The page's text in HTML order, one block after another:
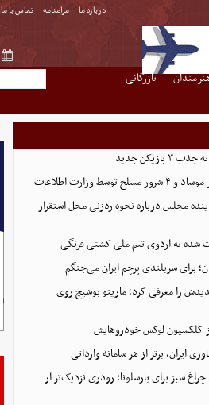
درباره ما مرامنامه تماس با ما
بازرگانی
جدید
مجلس درباره نحوه ردزنی محل استقرار
شده به اردوی تیم ملی کشتی فرنگی
برای سربلندی پرچم ایران می‌جنگم
را معرفی کرد؛ مارینو بوشیچ روی
کلکسیون لوکس خودروهایش
ایران، برتر از هر سامانه وارداتی
سبز برای بارسلونا؛ رودری نزدیک‌تر از